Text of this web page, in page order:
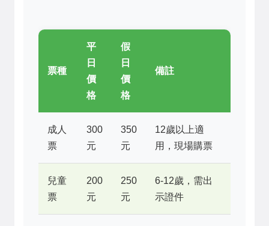
票種
平
日
價
格
假
日
價
格
備註
成人
票
300
元
350
元
12歲以上適
用，現場購票
兒童
票
200
元
250
元
6-12歲，需出
示證件